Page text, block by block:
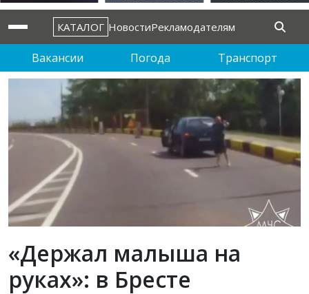
КАТАЛОГ НовостиРекламодателям
Вакансии Погода Транспорт
«Держал малыша на
руках»: в Бресте